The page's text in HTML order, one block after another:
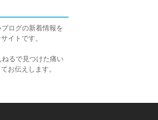
ログの新着情報を
イトです。
ねるで見つけた痛い
お伝えします。